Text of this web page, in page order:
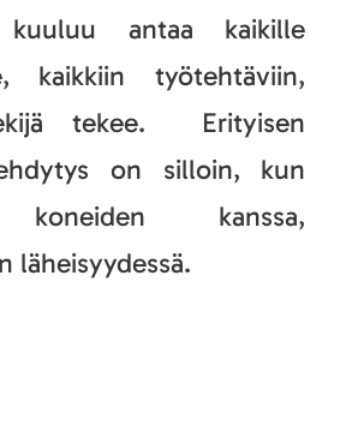
kuuluu antaa kaikille
kaikkiin työtehtäviin,
tekee. Erityisen
on silloin, kun
koneiden kanssa,
läheisyydessä.